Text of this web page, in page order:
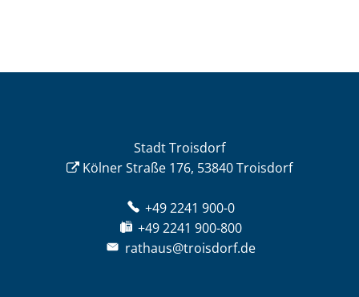
Stadt Troisdorf
Kölner Straße 176, 53840 Troisdorf
+49 2241 900-0
+49 2241 900-800
rathaus@troisdorf.de